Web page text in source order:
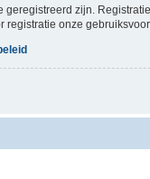
geregistreerd zijn.
registratie onze